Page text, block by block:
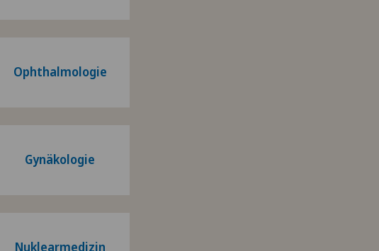
Ophthalmologie
Gynäkologie
Nuklearmedizin